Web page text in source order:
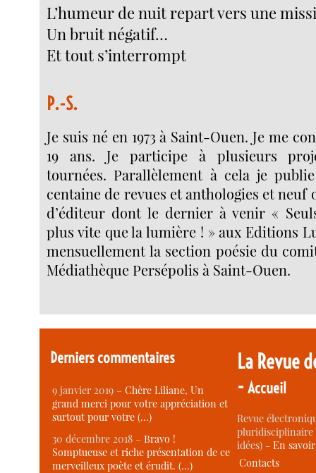
L’humeur de nuit repart vers une
Un bruit négatif…
Et tout s’interrompt
P.-S.
Je suis né en 1973 à Saint-Ouen. Je me
19 ans. Je participe à plusieurs
tournées. Parallèlement à cela je
centaine de revues et anthologies et neuf
d’éditeur dont le dernier à venir «
plus vite que la lumière ! » aux Editions
mensuellement la section poésie du
Médiathèque Persépolis à Saint-Ouen.
Derniers commentaires
9 janvier 2019 –Chère Liliane, Un
grand merci pour votre appréciation et
surtout pour votre (…)
30 décembre 2018 –Bravo !
Somptueuse et riche présentation de ce
merveilleux poète et érudit. (…)
La Revue
-Accueil
Revue
idées) -En
Contacts